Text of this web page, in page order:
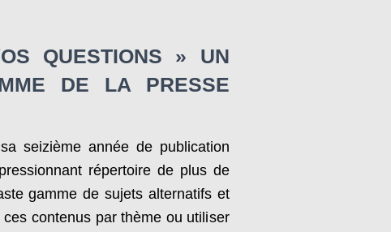
QUESTIONS » UN
DE LA PRESSE
seizième année de publication
répertoire de plus de
gamme de sujets alternatifs et
contenus par thème ou utiliser